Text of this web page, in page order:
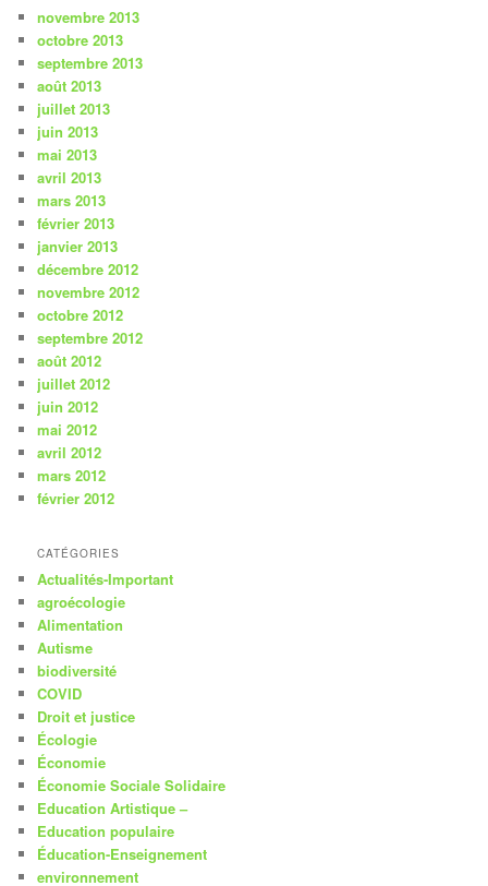
novembre 2013
octobre 2013
septembre 2013
août 2013
juillet 2013
juin 2013
mai 2013
avril 2013
mars 2013
février 2013
janvier 2013
décembre 2012
novembre 2012
octobre 2012
septembre 2012
août 2012
juillet 2012
juin 2012
mai 2012
avril 2012
mars 2012
février 2012
CATÉGORIES
Actualités-Important
agroécologie
Alimentation
Autisme
biodiversité
COVID
Droit et justice
Écologie
Économie
Économie Sociale Solidaire
Education Artistique –
Education populaire
Éducation-Enseignement
environnement